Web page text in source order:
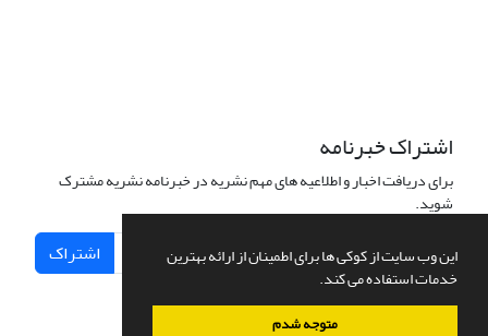
این وب سایت از کوکی ها برای اطمینان از ارائه بهترین
خدمات استفاده می کند.
متوجه شدم
اشتراک خبرنامه
برای دریافت اخبار و اطلاعیه های مهم نشریه در خبرنامه نشریه مشترک
شوید.
اشتراک